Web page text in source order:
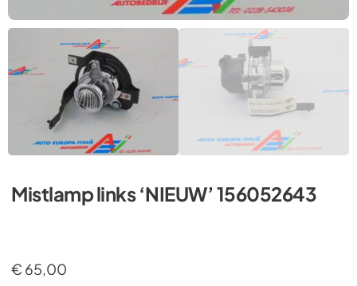
Mistlamp links ‘NIEUW’ 156052643
€ 65,00